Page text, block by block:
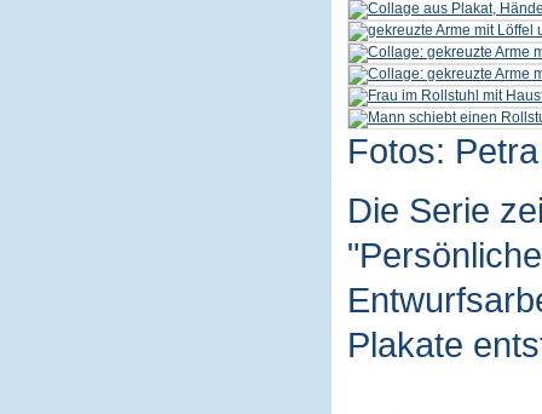
Fotos:
Die Serie
Plakate